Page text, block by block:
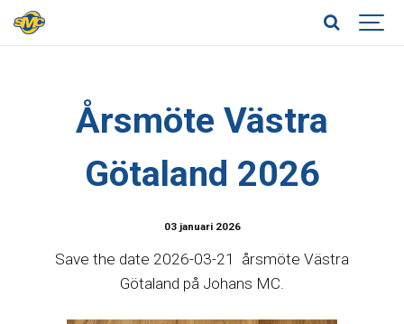
Årsmöte Västra
Götaland 2026
03 januari 2026
Save the date 2026-03-21 årsmöte Västra
Götaland på Johans MC.